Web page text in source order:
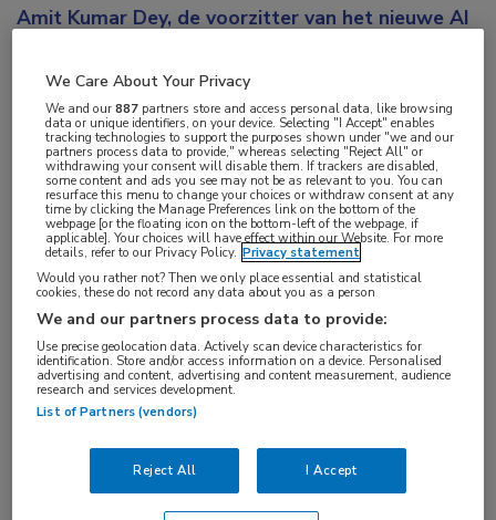
Amit Kumar Dey, de voorzitter van het nieuwe AI
Diabetes Federation (IDF), blikte tijdens de EASD
vooruit op de manier waarop kunstmatige
intelligentie (AI) de diabeteszorg gaat
veranderen.1Hij pleit voor verantwoorde en
transparante AI die zich aanpast aan de
zorgverlener.
“Wereldwijd heeft inmiddels 90% van de mensen
een smartphone. Dat biedt enorme kansen voor
digitale zorg. AI kan bijdragen aan zorg op afstand,
persoonlijke zorg, meer steun en betere uitkomsten,
met minder belasting voor het zorgsysteem.
maakt: insulinepompen, ondersteuning bij klinische
beslissingen en chatbots die helpen bij
We Care About Your Privacy
We and our887 partners store and access personal data, like browsing
data or unique identifiers, on your device. Selecting "I Accept" enables
tracking technologies to support the purposes shown under "we and our
partners process data to provide," whereas selecting "Reject All" or
withdrawing your consent will disable them. If trackers are disabled,
some content and ads you see may not be as relevant to you. You can
resurface this menu to change your choices or withdraw consent at any
time by clicking the Manage Preferences link on the bottom of the
webpage [or the floating icon on the bottom-left of the webpage, if
applicable]. Your choices will have effect within our Website. For more
details, refer to our Privacy Policy. Privacy statement
Would you rather not? Then we only place essential and statistical
cookies, these do not record any data about you as a person
We and our partners process data to provide:
Use precise geolocation data. Actively scan device characteristics for
identification. Store and/or access information on a device. Personalised
advertising and content, advertising and content measurement, audience
research and services development.
List of Partners (vendors)
Reject All I Accept